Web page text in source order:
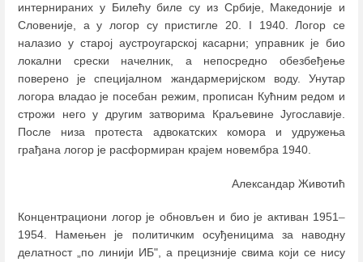
интернираних у Билећу биле су из Србије, Македоније и
Словеније, а у логор су пристигле 20. I 1940. Логор се
налазио у старој аустроугарској касарни; управник је био
локални срески начелник, а непосредно обезбеђење
поверено је специјалном жандармеријском воду. Унутар
логора владао је посебан режим, прописан Кућним редом и
строжи него у другим затворима Краљевине Југославије.
После низа протеста адвокатских комора и удружења
грађана логор је расформиран крајем новембра 1940.
Александар Животић
Концентрациони логор је обновљен и био је активан 1951–
1954. Намењен је политичким осуђеницима за наводну
делатност „по линији ИБ", а прецизније свима који се нису